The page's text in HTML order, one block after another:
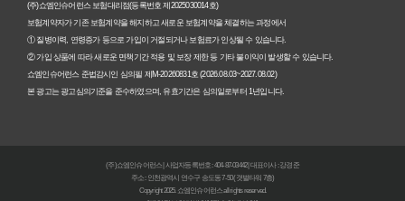
암보험 비갱신형, 왜 지금 선택해야 할까요? 미래 보험료 걱
정 끝내는 방법
갱신형 vs 비갱신형 암보험, 당신에게 더 유리한 선택은? 완
(주)쇼엠인슈어런스 보험대리점(등록번호 제2025030014호)
보험계약자가 기존 보험계약을 해지하고 새로운 보험계약을 체결하는 과정에서
① 질병이력, 연령증가 등으로 가입이 거절되거나 보험료가 인상될 수 있습니다.
② 가입 상품에 따라 새로운 면책기간 적용 및 보장 제한 등 기타 불이익이 발생할 수 있습니다.
쇼엠인슈어런스 준법감시인 심의필 제M-20260831호 (2026.08.03~2027.08.02)
본 광고는 광고심의기준을 준수하였으며, 유효기간은 심의일로부터 1년입니다.
(주)쇼엠인슈어런스 | 사업자등록번호 : 404-87-03442 | 대표이사 : 강경준
주소 : 인천광역시 연수구 송도동 7-50 (갯벌타워 7층)
Copyright 2025. 쇼엠인슈어런스 all rights reserved.